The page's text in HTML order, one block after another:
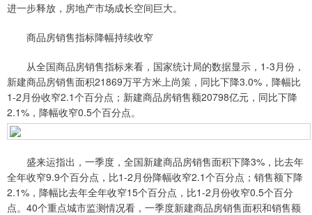
进一步释放，房地产市场成长空间巨大。
商品房销售指标降幅持续收窄
从全国商品房销售指标来看，国家统计局的数据显示，1-3月份，
新建商品房销售面积21869万平方米上尚策，同比下降3.0%，降幅比
1-2月份收窄2.1个百分点；新建商品房销售额20798亿元，同比下降
2.1%，降幅收窄0.5个百分点。
盛来运指出，一季度，全国新建商品房销售面积下降3%，比去年
全年收窄9.9个百分点，比1-2月份降幅收窄2.1个百分点；销售额下降
2.1%，降幅比去年全年收窄15个百分点，比1-2月份收窄0.5个百分
点。40个重点城市监测情况看，一季度新建商品房销售面积和销售额